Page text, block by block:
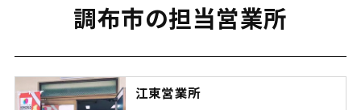
調布市の担当営業所
江東営業所